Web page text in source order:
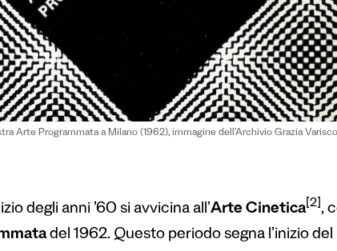
Arte Programmata a Milano (1962), immagine dell’Archivio Grazia Varisco
degli anni ’60 si avvicina all’Arte Cinetica[2],
del 1962. Questo periodo segna l’inizio